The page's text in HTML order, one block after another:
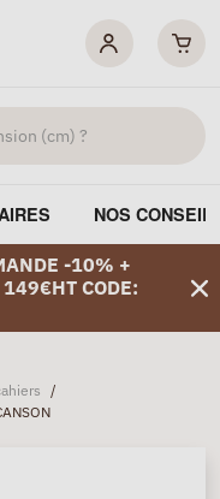
NOS
-10% +
CODE:
/